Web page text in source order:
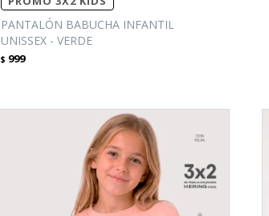
PANTALÓN BABUCHA INFANTIL
UNISSEX - VERDE
$ 999